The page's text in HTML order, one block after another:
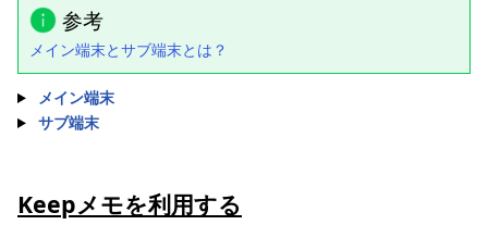
参考
メイン端末とサブ端末とは？
メイン端末
サブ端末
Keepメモを利用する